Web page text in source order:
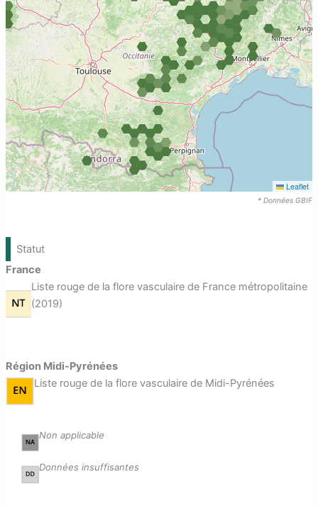
Leaflet
* Données GBIF
Statut
France
Liste rouge de la flore vasculaire de France métropolitaine
(2019)
Région Midi-Pyrénées
Liste rouge de la flore vasculaire de Midi-Pyrénées
Non applicable
Données insuffisantes